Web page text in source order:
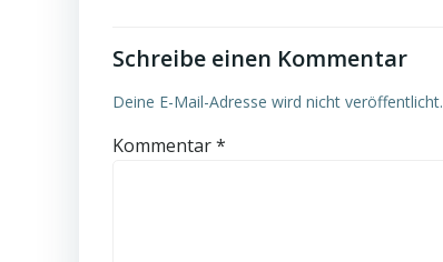
Schreibe einen Kommentar
Deine E-Mail-Adresse wird nicht veröffentlicht.
Kommentar*